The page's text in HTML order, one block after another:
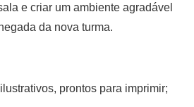
e criar um ambiente agradável
da nova turma.
prontos para imprimir;